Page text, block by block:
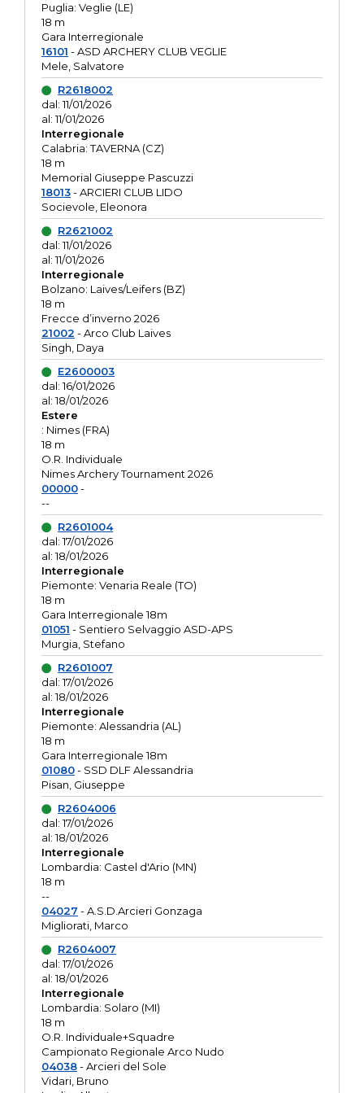
Puglia: Veglie (LE)
18 m
Gara Interregionale
16101 - ASD ARCHERY CLUB VEGLIE
Mele, Salvatore
R2618002
dal: 11/01/2026
al: 11/01/2026
Interregionale
Calabria: TAVERNA (CZ)
18 m
Memorial Giuseppe Pascuzzi
18013- ARCIERI CLUB LIDO
Socievole, Eleonora
R2621002
dal: 11/01/2026
al: 11/01/2026
Interregionale
Bolzano: Laives/Leifers (BZ)
18 m
Frecce d’inverno 2026
21002 - Arco Club Laives
Singh, Daya
E2600003
dal: 16/01/2026
al: 18/01/2026
Estere
: Nimes (FRA)
18 m
O.R. Individuale
Nimes Archery Tournament 2026
00000-
--
R2601004
dal: 17/01/2026
al: 18/01/2026
Interregionale
Piemonte: Venaria Reale (TO)
18 m
Gara Interregionale 18m
01051 - Sentiero Selvaggio ASD-APS
Murgia, Stefano
R2601007
dal: 17/01/2026
al: 18/01/2026
Interregionale
Piemonte: Alessandria (AL)
18 m
Gara Interregionale 18m
01080- SSD DLF Alessandria
Pisan, Giuseppe
R2604006
dal: 17/01/2026
al: 18/01/2026
Interregionale
Lombardia: Castel d'Ario (MN)
18 m
--
04027 - A.S.D.Arcieri Gonzaga
Migliorati, Marco
R2604007
dal: 17/01/2026
al: 18/01/2026
Interregionale
Lombardia: Solaro (MI)
18 m
O.R. Individuale+Squadre
Campionato Regionale Arco Nudo
04038- Arcieri del Sole
Vidari, Bruno